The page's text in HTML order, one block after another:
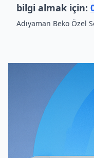
bilgi almak için:
Adıyaman Beko Özel